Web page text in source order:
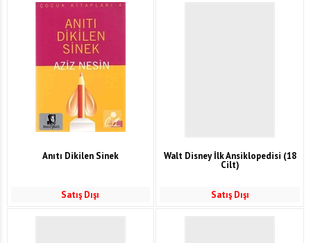
Anıtı Dikilen Sinek
Satış Dışı
Walt Disney İlk Ansiklopedisi (18
Cilt)
Satış Dışı